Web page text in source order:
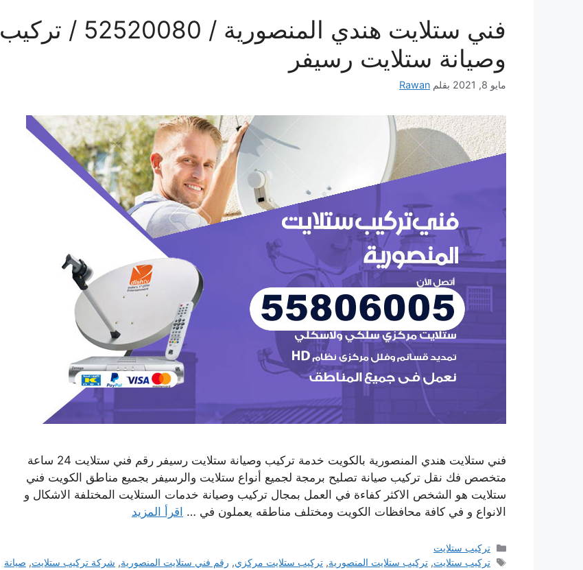
فني ستلايت هندي المنصورية / 52520080 / تركيب
وصيانة ستلايت رسيفر
مايو 8, 2021 بقلم Rawan
فني ستلايت هندي المنصورية بالكويت خدمة تركيب وصيانة ستلايت رسيفر رقم فني ستلايت 24 ساعة
متخصص فك نقل تركيب صيانة تصليح برمجة لجميع أنواع ستلايت والرسيفر بجميع مناطق الكويت فني
ستلايت هو الشخص الاكثر كفاءة في العمل بمجال تركيب وصيانة خدمات الستلايت المختلفة الاشكال و
الانواع و في كافة محافظات الكويت ومختلف مناطقه يعملون في … اقرأ المزيد
التصنيفات
تركيب ستلايت
الوسوم
تركيب ستلايت,تركيب ستلايت المنصورية,تركيب ستلايت مركزي, رقم فني ستلايت المنصورية, شركة تركيب ستلايت, صيانة